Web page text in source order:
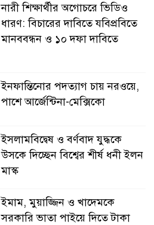
নারী শিক্ষার্থীর অগোচরে ভিডিও
ধারণ: বিচারের দাবিতে যবিপ্রবিতে
মানববন্ধন ও ১০ দফা দাবিতে
ইনফান্তিনোর পদত্যাগ চায় নরওয়ে,
পাশে আর্জেন্টিনা-মেক্সিকো
ইসলামবিদ্বেষ ও বর্ণবাদ যুদ্ধকে
উসকে দিচ্ছেন বিশ্বের শীর্ষ ধনী ইলন
মাস্ক
ইমাম, মুয়াজ্জিন ও খাদেমকে
সরকারি ভাতা পাইয়ে দিতে টাকা